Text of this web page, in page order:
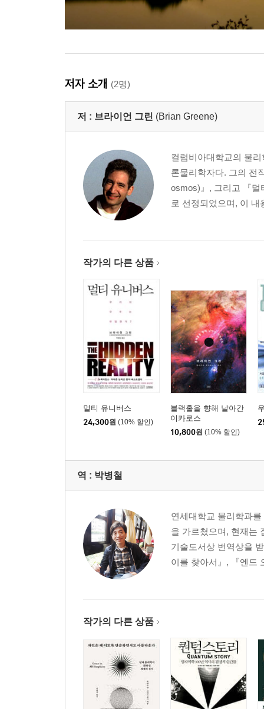
저자 소개 (2명)
저 : 브라이언 그린 (Brian Greene)
컬럼비아대학교의 물
론물리학자다. 그의 전
osmos)』, 그리고 『멀
로 선정되었으며, 이 내
작가의 다른 상품
멀티 유니버스
24,300원 (10% 할인)
블랙홀을 향해 날아간
이카로스
10,800원 (10% 할인)
역 : 박병철
연세대학교 물리학과
을 가르쳤으며, 현재는
기술도서상 번역상을
이를 찾아서』, 『엔드
작가의 다른 상품